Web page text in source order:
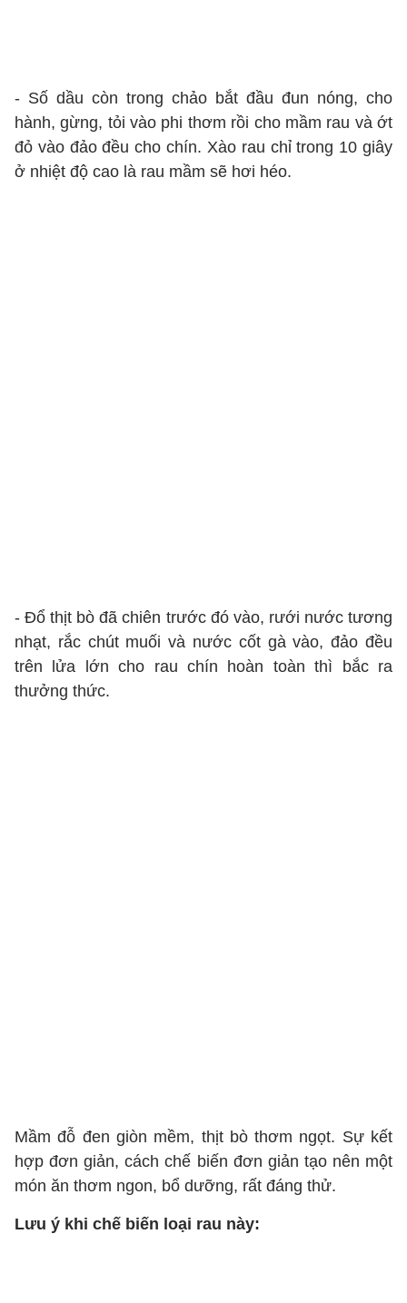
- Số dầu còn trong chảo bắt đầu đun nóng, cho
hành, gừng, tỏi vào phi thơm rồi cho mầm rau và ớt
đỏ vào đảo đều cho chín. Xào rau chỉ trong 10 giây
ở nhiệt độ cao là rau mầm sẽ hơi héo.
- Đổ thịt bò đã chiên trước đó vào, rưới nước tương
nhạt, rắc chút muối và nước cốt gà vào, đảo đều
trên lửa lớn cho rau chín hoàn toàn thì bắc ra
thưởng thức.
Mầm đỗ đen giòn mềm, thịt bò thơm ngọt. Sự kết
hợp đơn giản, cách chế biến đơn giản tạo nên một
món ăn thơm ngon, bổ dưỡng, rất đáng thử.
Lưu ý khi chế biến loại rau này: